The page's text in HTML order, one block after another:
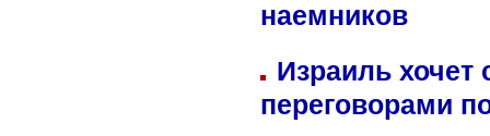
наемников
Израиль хочет
переговорами